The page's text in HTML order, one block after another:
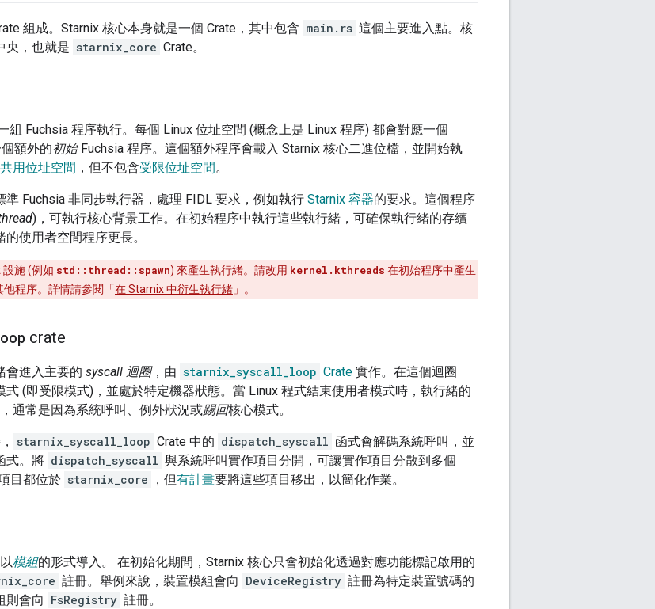
組成。Starnix 核心本身就是一個 Crate，其中包含 main.rs 這個主要進入點。核
央，也就是 starnix_core Crate。
組 Fuchsia 程序執行。每個 Linux 位址空間 (概念上是 Linux 程序) 都會對應一個
額外的初始Fuchsia 程序。這個額外程序會載入 Starnix 核心二進位檔，並開始執
用位址空間 ，但不包含受限位址空間。
Fuchsia 非同步執行器，處理 FIDL 要求，例如執行 Starnix 容器的要求。這個程序
)，可執行核心背景工作。在初始程序中執行這些執行緒，可確保執行緒的存續
使用者空間程序更長。
施 (例如 std::thread::spawn) 來產生執行緒。請改用 kernel.kthreads 在初始程序中產生
程序。詳情請參閱「在 Starnix 中衍生執行緒 」。
crate
會進入主要的 syscall 迴圈，由 starnix_syscall_loop Crate 實作。在這個迴圈
(即受限模式)，並處於特定機器狀態。當 Linux 程式結束使用者模式時，執行緒的
通常是因為系統呼叫、例外狀況或踢回核心模式。
starnix_syscall_loop Crate 中的 dispatch_syscall 函式會解碼系統呼叫，並
式。將 dispatch_syscall 與系統呼叫實作項目分開，可讓實作項目分散到多個
目都位於 starnix_core ，但有計畫要將這些項目移出，以簡化作業。
模組的形式導入。 在初始化期間，Starnix 核心只會初始化透過對應功能標記啟用的
註冊。舉例來說，裝置模組會向 DeviceRegistry 註冊為特定裝置號碼的
則會向 FsRegistry 註冊。